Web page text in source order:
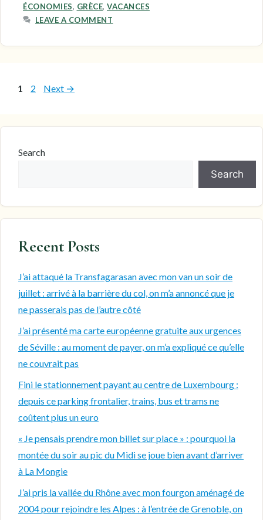
ÉCONOMIES, GRÈCE, VACANCES
LEAVE A COMMENT
Page
1 Page
2 Next →
Search
Search
Recent Posts
J’ai attaqué la Transfagarasan avec mon van un soir de
juillet : arrivé à la barrière du col, on m’a annoncé que je
ne passerais pas de l’autre côté
J’ai présenté ma carte européenne gratuite aux urgences
de Séville : au moment de payer, on m’a expliqué ce qu’elle
ne couvrait pas
Fini le stationnement payant au centre de Luxembourg :
depuis ce parking frontalier, trains, bus et trams ne
coûtent plus un euro
« Je pensais prendre mon billet sur place » : pourquoi la
montée du soir au pic du Midi se joue bien avant d’arriver
à La Mongie
J’ai pris la vallée du Rhône avec mon fourgon aménagé de
2004 pour rejoindre les Alpes : à l’entrée de Grenoble, on